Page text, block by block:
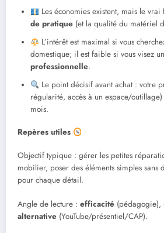
Les économies existent, mais le
de pratique (et la qualité du matériel
L’intérêt est maximal si vous
domestique; il est faible si vous visez
professionnelle.
Le point décisif avant achat : votre
régularité, accès à un espace/
mois.
Repères utiles
Objectif typique : gérer les petites
mobilier, poser des éléments simples sans
pour chaque détail.
Angle de lecture : efficacité (pédagogie),
alternative (YouTube/présentiel/CAP).